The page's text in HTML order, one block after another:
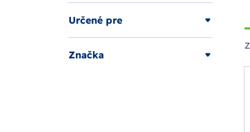
Určené pre
Značka